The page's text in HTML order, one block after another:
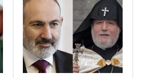
გადახედვა